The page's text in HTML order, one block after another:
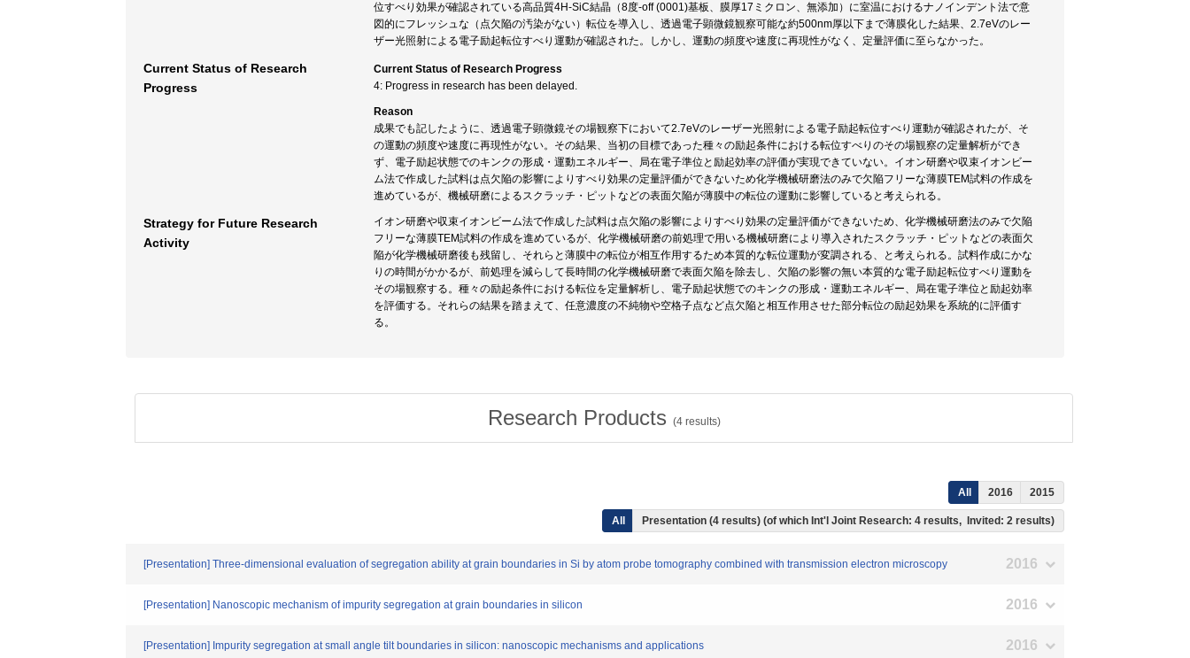
位すべり効果が確認されている高品質4H-SiC結晶（8度-off (0001)基板、膜厚17ミクロン、無添加）に室温におけるナノインデント法で意
図的にフレッシュな（点欠陥の汚染がない）転位を導入し、透過電子顕微鏡観察可能な約500nm厚以下まで薄膜化した結果、2.7eVのレー
ザー光照射による電子励起転位すべり運動が確認された。しかし、運動の頻度や速度に再現性がなく、定量評価に至らなかった。
Current Status of Research
Progress
Current Status of Research Progress
4: Progress in research has been delayed.
Reason
成果でも記したように、透過電子顕微鏡その場観察下において2.7eVのレーザー光照射による電子励起転位すべり運動が確認されたが、そ
の運動の頻度や速度に再現性がない。その結果、当初の目標であった種々の励起条件における転位すべりのその場観察の定量解析ができ
ず、電子励起状態でのキンクの形成・運動エネルギー、局在電子準位と励起効率の評価が実現できていない。イオン研磨や収束イオンビー
ム法で作成した試料は点欠陥の影響によりすべり効果の定量評価ができないため化学機械研磨法のみで欠陥フリーな薄膜TEM試料の作成を
進めているが、機械研磨によるスクラッチ・ピットなどの表面欠陥が薄膜中の転位の運動に影響していると考えられる。
Strategy for Future Research
Activity
イオン研磨や収束イオンビーム法で作成した試料は点欠陥の影響によりすべり効果の定量評価ができないため、化学機械研磨法のみで欠陥
フリーな薄膜TEM試料の作成を進めているが、化学機械研磨の前処理で用いる機械研磨により導入されたスクラッチ・ピットなどの表面欠
陥が化学機械研磨後も残留し、それらと薄膜中の転位が相互作用するため本質的な転位運動が変調される、と考えられる。試料作成にかな
りの時間がかかるが、前処理を減らして長時間の化学機械研磨で表面欠陥を除去し、欠陥の影響の無い本質的な電子励起転位すべり運動を
その場観察する。種々の励起条件における転位を定量解析し、電子励起状態でのキンクの形成・運動エネルギー、局在電子準位と励起効率
を評価する。それらの結果を踏まえて、任意濃度の不純物や空格子点など点欠陥と相互作用させた部分転位の励起効果を系統的に評価す
る。
Research Products (4results)
All 2016 2015
All Presentation (4 results) (of which Int'l Joint Research: 4 results, Invited: 2 results)
[Presentation] Three-dimensional evaluation of segregation ability at grain boundaries in Si by atom probe tomography combined with transmission electron microscopy 2016
[Presentation] Nanoscopic mechanism of impurity segregation at grain boundaries in silicon 2016
[Presentation] Impurity segregation at small angle tilt boundaries in silicon: nanoscopic mechanisms and applications 2016